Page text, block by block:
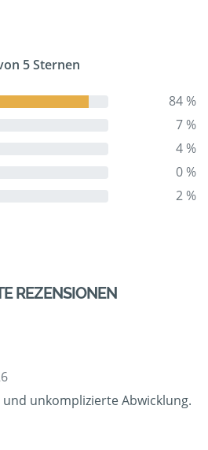
5 Sternen
84 %
7 %
4 %
0 %
2 %
REZENSIONEN
und unkomplizierte Abwicklung.